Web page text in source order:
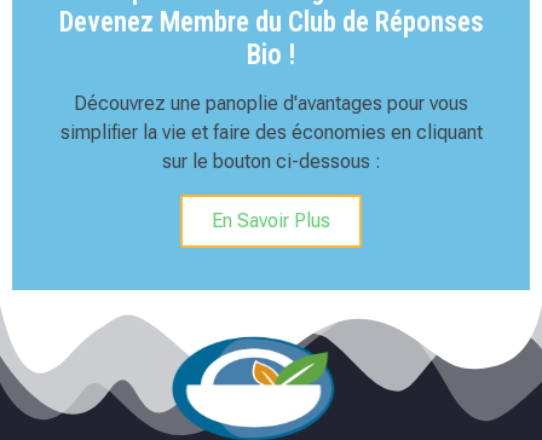
Devenez Membre du Club de Réponses
Bio !
Découvrez une panoplie d'avantages pour vous
simplifier la vie et faire des économies en cliquant
sur le bouton ci-dessous :
En Savoir Plus